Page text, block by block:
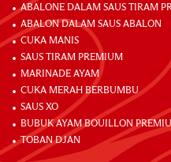
ABALONE DALAM SAUS TIRAM
ABALON DALAM SAUS ABALON
CUKA MANIS
SAUS TIRAM PREMIUM
MARINADE AYAM
CUKA MERAH BERBUMBU
SAUS XO
BUBUK AYAM BOUILLON
TOBAN DJAN